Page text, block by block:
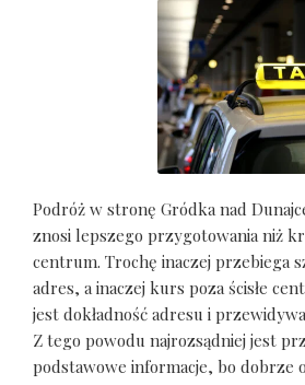
Podróż w stronę Gródka nad
znosi lepszego przygotowania niż
centrum. Trochę inaczej przebiega
adres, a inaczej kurs poza ścisłe
jest dokładność adresu i
Z tego powodu najrozsądniej jest
podstawowe informacje, bo dobrze